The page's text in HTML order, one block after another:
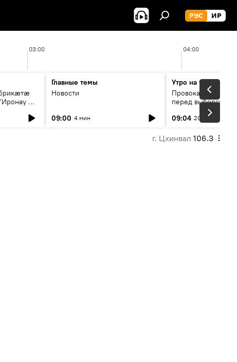
РУС ИР
03:00 04:00
æй
Главные темы
Новости
09:00 4 мин
Утро на Спутнике
Провокации со
перед выборами в
09:04 20 мин
г. Цхинвал 106.3